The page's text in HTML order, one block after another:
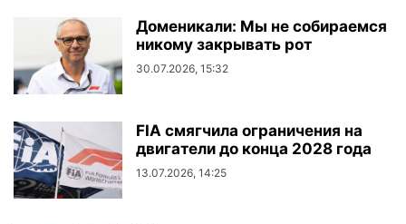
Доменикали: Мы не собираемся
никому закрывать рот
30.07.2026, 15:32
FIA смягчила ограничения на
двигатели до конца 2028 года
13.07.2026, 14:25